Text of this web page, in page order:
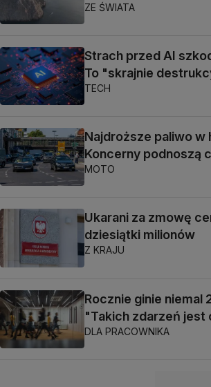
ZE ŚWIATA
Strach przed AI
To "skrajnie
TECH
Najdroższe paliwo w
Koncerny podnoszą
MOTO
Ukarani za zmowę
dziesiątki milionów
Z KRAJU
Rocznie ginie niemal
"Takich zdarzeń jest
DLA PRACOWNIKA